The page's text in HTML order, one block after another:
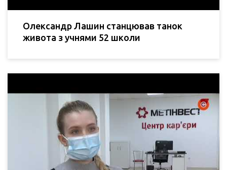
Олександр Лашин станцював танок
живота з учнями 52 школи